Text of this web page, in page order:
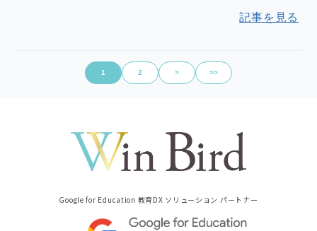
記事を見る
1 2 > >>
Google for Education 教育DX ソリューション パートナー